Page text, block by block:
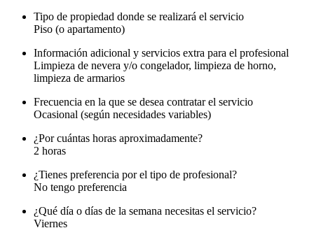
Tipo de propiedad donde se realizará el servicio
Piso (o apartamento)
Información adicional y servicios extra para el profesional
Limpieza de nevera y/o congelador, limpieza de horno,
limpieza de armarios
Frecuencia en la que se desea contratar el servicio
Ocasional (según necesidades variables)
¿Por cuántas horas aproximadamente?
2 horas
¿Tienes preferencia por el tipo de profesional?
No tengo preferencia
¿Qué día o días de la semana necesitas el servicio?
Viernes